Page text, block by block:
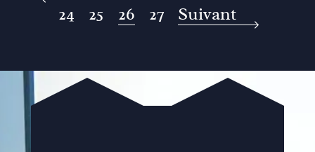
24
25 26 27 Suivant